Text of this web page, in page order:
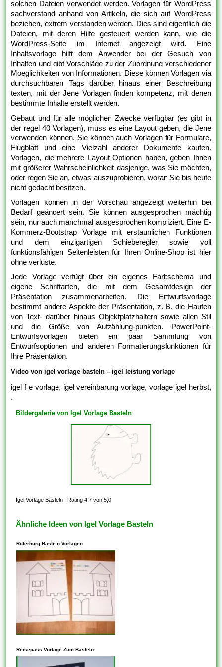
solchen Dateien verwendet werden. Vorlagen für WordPress
sachverstand anhand von Artikeln, die sich auf WordPress
beziehen, extrem verstanden werden. Dies sind eigentlich die
Dateien, mit deren Hilfe gesteuert werden kann, wie die
WordPress-Seite im Internet angezeigt wird. Eine
Inhaltsvorlage hilft dem Anwender bei der Gesuch von
Inhalten und gibt Vorschläge zu der Zuordnung verschiedener
Moeglichkeiten von Informationen. Diese können Vorlagen via
durchsuchbaren Tags darüber hinaus einer Beschreibung
texten, mit der Jene Vorlagen finden kompetenz, mit denen
bestimmte Inhalte erstellt werden.
Gebaut und für alle möglichen Zwecke verfügbar (es gibt in
der regel 40 Vorlagen), muss es eine Layout geben, die Jene
verwenden können. Sie können auch Vorlagen für Formulare,
Flugblatt und eine Vielzahl anderer Dokumente kaufen.
Vorlagen, die mehrere Layout Optionen haben, geben Ihnen
mit größerer Wahrscheinlichkeit dasjenige, was Sie möchten,
oder regen Sie an, etwas auszuprobieren, woran Sie bis heute
nicht gedacht besitzen.
Vorlagen können in der Vorschau angezeigt weiterhin bei
Bedarf geändert sein. Sie können ausgesprochen mächtig
sein, nur auch manchmal ausgesprochen kompliziert. Eine E-
Kommerz-Bootstrap Vorlage mit erstaunlichen Funktionen
und dem einzigartigen Schieberegler sowie voll
funktionsfähigen Seitenleisten für Ihren Online-Shop ist hier
ohne verluste.
Jede Vorlage verfügt über ein eigenes Farbschema und
eigene Schriftarten, die mit dem Gesamtdesign der
Präsentation zusammenarbeiten. Die Entwurfsvorlage
bestimmt andere Aspekte der Präsentation, z. B. die Haufen
von Text- darüber hinaus Objektplatzhaltern sowie allen Stil
und die Größe von Aufzählung-punkten. PowerPoint-
Entwurfsvorlagen bieten ein paar Sammlung von
Entwurfsoptionen und anderen Formatierungsfunktionen für
Ihre Präsentation.
Video von igel vorlage basteln – igel leistung vorlage
igel f e vorlage, igel vereinbarung vorlage, vorlage igel herbst,
.
Bildergalerie von Igel Vorlage Basteln
Igel Vorlage Basteln |Rating 4,7 von 5,0
Ähnliche Ideen von Igel Vorlage Basteln
Ritterburg Basteln Vorlagen
dieses Ihnen frei, Vorlagen zu
kopieren, die auf der
Reisepass Vorlage Zum Basteln